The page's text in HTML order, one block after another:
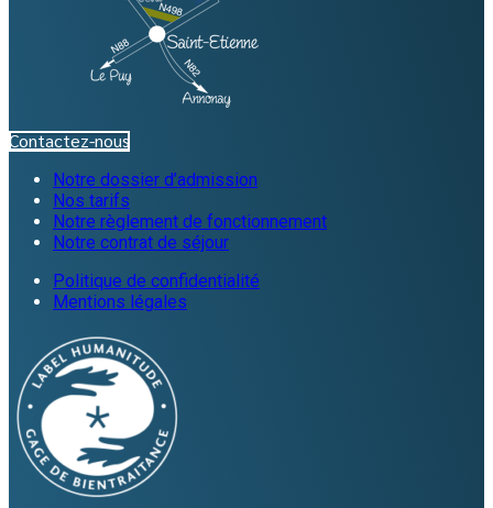
Contactez-nous
Notre dossier d’admission
Nos tarifs
Notre règlement de fonctionnement
Notre contrat de séjour
Politique de confidentialité
Mentions légales